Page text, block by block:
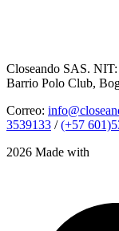
Closeando SAS.
Barrio Polo Club,
Correo:
3539133 /(+57
2026 Made with